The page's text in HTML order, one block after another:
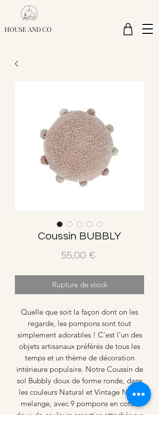
HOUSE AND CO
Coussin BUBBLY
55,00 €
Rupture de stock
Quelle que soit la façon dont on les
regarde, les pompons sont tout
simplement adorables ! C'est l'un des
objets artisanaux préférés de tous les
temps et un thème de décoration
intérieure populaire. Notre Coussin de
sol Bubbly doux de forme ronde, dans
les couleurs Natural et Vintage Nude
melange, avec 9 pompons en coton
doux de couleurs assorties attachés sur